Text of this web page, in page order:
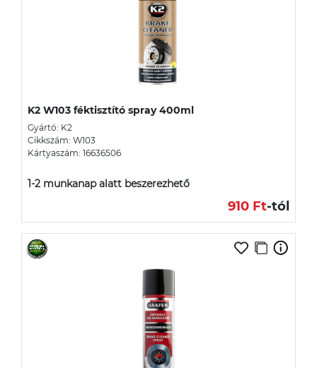
K2 W103 féktisztító spray 400ml
Gyártó: K2
Cikkszám: W103
Kártyaszám: 16636506
1-2 munkanap alatt beszerezhető
910 Ft-tól